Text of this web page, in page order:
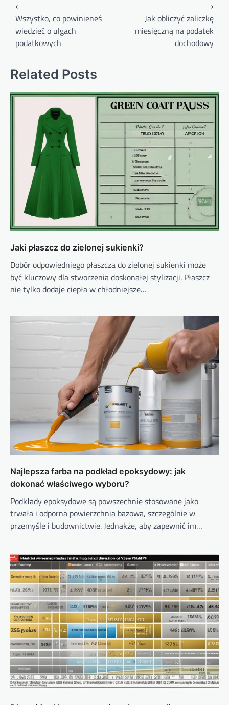
wpisu
⟵
Wszystko, co powinieneś
wiedzieć o ulgach
podatkowych
Jak obliczyć zaliczkę
miesięczną na podatek
dochodowy
⟶
Related Posts
Jaki płaszcz do zielonej sukienki?
Dobór odpowiedniego płaszcza do zielonej sukienki może
być kluczowy dla stworzenia doskonałej stylizacji. Płaszcz
nie tylko dodaje ciepła w chłodniejsze…
Najlepsza farba na podkład epoksydowy: jak
dokonać właściwego wyboru?
Podkłady epoksydowe są powszechnie stosowane jako
trwała i odporna powierzchnia bazowa, szczególnie w
przemyśle i budownictwie. Jednakże, aby zapewnić im…